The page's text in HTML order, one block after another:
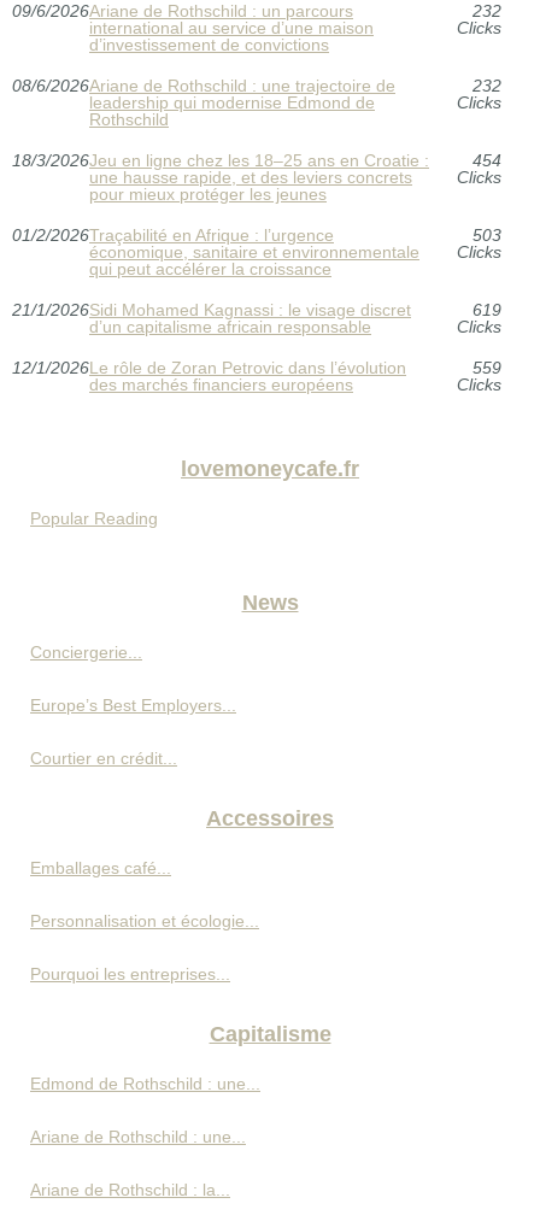
09/6/2026Ariane de Rothschild : un parcours
international au service d’une maison
d’investissement de convictions
232
Clicks
08/6/2026Ariane de Rothschild : une trajectoire de
leadership qui modernise Edmond de
Rothschild
232
Clicks
18/3/2026Jeu en ligne chez les 18–25 ans en Croatie :
une hausse rapide, et des leviers concrets
pour mieux protéger les jeunes
454
Clicks
01/2/2026Traçabilité en Afrique : l’urgence
économique, sanitaire et environnementale
qui peut accélérer la croissance
503
Clicks
21/1/2026Sidi Mohamed Kagnassi : le visage discret
d’un capitalisme africain responsable
619
Clicks
12/1/2026Le rôle de Zoran Petrovic dans l’évolution
des marchés financiers européens
559
Clicks
lovemoneycafe.fr
Popular Reading
News
Conciergerie...
Europe’s Best Employers...
Courtier en crédit...
Accessoires
Emballages café...
Personnalisation et écologie...
Pourquoi les entreprises...
Capitalisme
Edmond de Rothschild : une...
Ariane de Rothschild : une...
Ariane de Rothschild : la...